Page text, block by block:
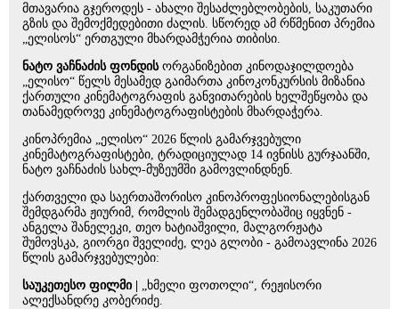
მთავარია გჯეროდეს - ახალი შესაძლებლობების, საკუთარი
გზის და შემოქმედებითი ძალის. სწორედ ამ რწმენით პრემია
„ელისოს“ ერთგული მხარდამჭერია თიბისი.
ნატო ვაჩნაძის ფონდისორგანიზებით კინოდაჯილდოება
„ელისო“ წელს მესამედ გაიმართა კინოკონკურსის მიზანია
ქართული კინემატოგრაფის განვითარების ხელშეწყობა და
თანამედროვე კინემატოგრაფისტების მხარდაჭერა.
კინოპრემია „ელისო“ 2026 წლის გამარჯვებული
კინემატოგრაფისტები, ტრადიციულად 14 ივნისს გურჯაანში,
ნატო ვაჩნაძის სახლ-მუზეუმში გამოვლინდნენ.
ქართველი და საერთაშორისო კინოპროფესიონალებისგან
შემდგარმა ჟიურიმ, რომლის შემადგენლობაშიც იყვნენ -
ანგელა შანელეკი, თეო ხატიაშვილი, მალგორჟატა
შუმოვსკა, გიორგი შველიძე, ლეა გლობი - გამოავლინა 2026
წლის გამარჯვებულები:
საუკეთესო ფილმი |
„ხმელი ფოთოლი“, რეჟისორი
ალექსანდრე კობერიძე.